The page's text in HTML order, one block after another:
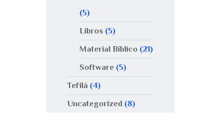
(5)
Libros (5)
Material Bíblico (21)
Software(5)
Tefilá (4)
Uncategorized (8)